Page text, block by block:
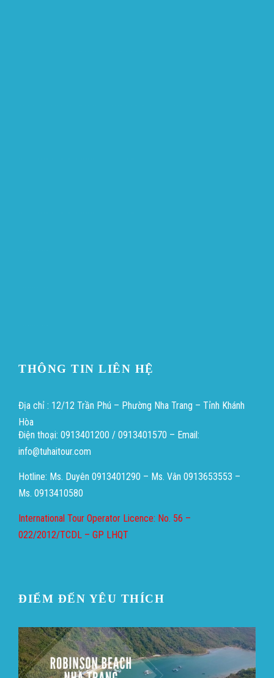
THÔNG TIN LIÊN HỆ
Địa chỉ : 12/12 Trần Phú – Phường Nha Trang – Tỉnh Khánh
Hòa
Điện thoại: 0913401200 / 0913401570 – Email:
info@tuhaitour.com
Hotline: Ms. Duyên 0913401290 – Ms. Vân 0913653553 –
Ms. 0913410580
International Tour Operator Licence: No. 56 –
022/2012/TCDL – GP LHQT
ĐIỂM ĐẾN YÊU THÍCH